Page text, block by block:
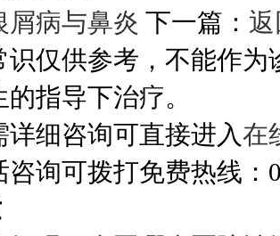
屑病与鼻炎 下一篇：
识仅供参考，不能作
指导下治疗。
详细咨询可直接进入在
询可拨打免费热线：